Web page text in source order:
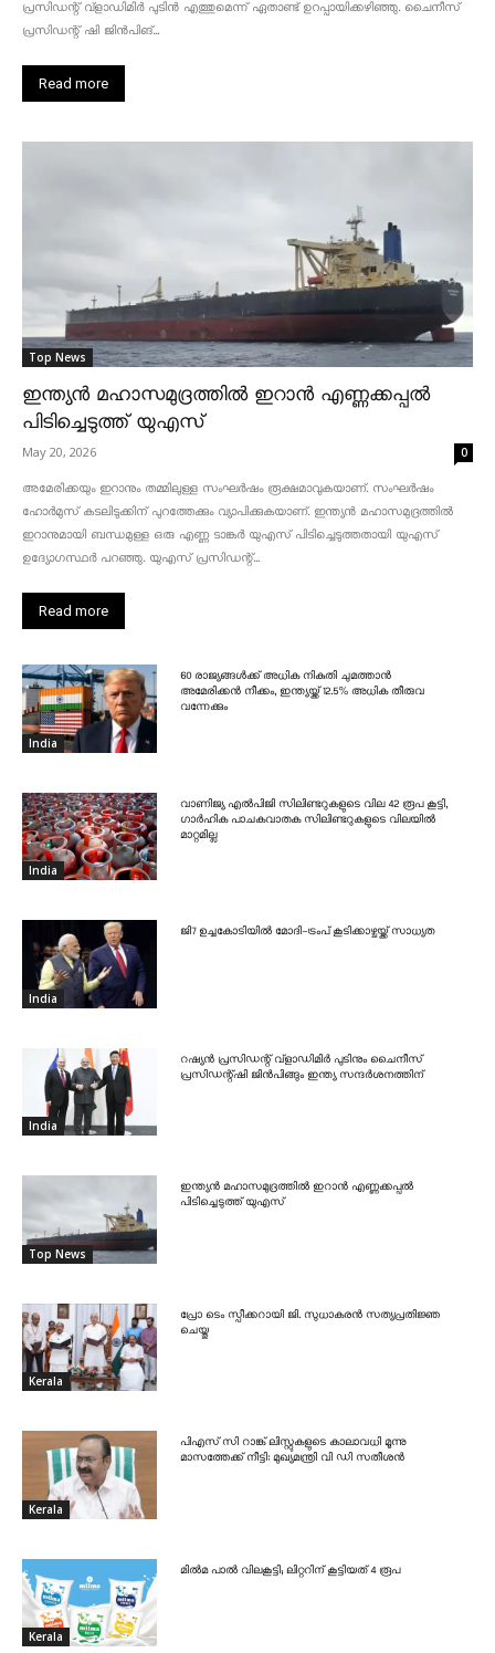
പ്രസിഡന്റ് വ്‌ളാഡിമിർ പുടിൻ എത്തുമെന്ന് ഏതാണ്ട് ഉറപ്പായിക്കഴിഞ്ഞു. ചൈനീസ്
പ്രസിഡന്റ് ഷി ജിൻപിങ്...
Read more
Top News
ഇന്ത്യൻ മഹാസമുദ്രത്തിൽ ഇറാൻ എണ്ണക്കപ്പൽ
പിടിച്ചെടുത്ത് യുഎസ്
May 20, 2026 0
അമേരിക്കയും ഇറാനും തമ്മിലുള്ള സംഘർഷം രൂക്ഷമാവുകയാണ്. സംഘർഷം
ഹോർമുസ് കടലിടുക്കിന് പുറത്തേക്കും വ്യാപിക്കുകയാണ്. ഇന്ത്യൻ മഹാസമുദ്രത്തിൽ
ഇറാനുമായി ബന്ധമുള്ള ഒരു എണ്ണ ടാങ്കർ യുഎസ് പിടിച്ചെടുത്തതായി യുഎസ്
ഉദ്യോഗസ്ഥർ പറഞ്ഞു. യുഎസ് പ്രസിഡന്റ്...
Read more
India
60 രാജ്യങ്ങൾക്ക് അധിക നികുതി ചുമത്താൻ
അമേരിക്കൻ നീക്കം, ഇന്ത്യയ്ക്ക് 12.5% അധിക തീരുവ
വന്നേക്കും
India
വാണിജ്യ എൽപിജി സിലിണ്ടറുകളുടെ വില 42 രൂപ കൂട്ടി,
ഗാർഹിക പാചകവാതക സിലിണ്ടറുകളുടെ വിലയിൽ
മാറ്റമില്ല
India
ജി7 ഉച്ചകോടിയിൽ മോദി-ട്രംപ് കൂടിക്കാഴ്ചയ്ക്ക് സാധ്യത
India
റഷ്യൻ പ്രസിഡന്റ് വ്‌ളാഡിമിർ പുടിനും ചൈനീസ്
പ്രസിഡന്റ്ഷി ജിൻപിങ്ങും ഇന്ത്യ സന്ദർശനത്തിന്
Top News
ഇന്ത്യൻ മഹാസമുദ്രത്തിൽ ഇറാൻ എണ്ണക്കപ്പൽ
പിടിച്ചെടുത്ത് യുഎസ്
Kerala
പ്രോ ടെം സ്പീക്കറായി ജി. സുധാകരൻ സത്യപ്രതിജ്ഞ
ചെയ്തു
Kerala
പിഎസ് സി റാങ്ക് ലിസ്റ്റുകളുടെ കാലാവധി മൂന്നു
മാസത്തേക്ക് നീട്ടി: മുഖ്യമന്ത്രി വി ഡി സതീശൻ
Kerala
മിൽമ പാൽ വിലകൂട്ടി; ലിറ്ററിന് കൂട്ടിയത് 4 രൂപ